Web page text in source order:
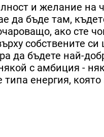
и желание на
да бъде там,
ако сте
собствените
да бъдете най-
с амбиция -
типа енергия,